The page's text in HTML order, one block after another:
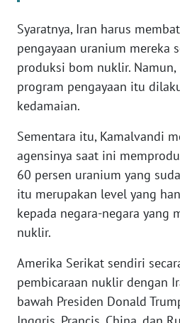
Syaratnya, Iran harus
pengayaan uranium mereka
produksi bom nuklir.
program pengayaan itu
kedamaian.
Sementara itu, Kamalvandi
agensinya saat ini
60 persen uranium yang
itu merupakan level yang
kepada negara-negara yang
nuklir.
Amerika Serikat sendiri
pembicaraan nuklir dengan
bawah Presiden Donald
BANTEN
WN
NTT
KEPRI
WN
WN
PAPUA
BARAT
RIAU